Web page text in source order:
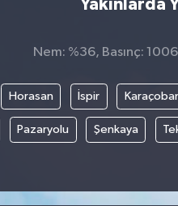
Yakınlarda
Nem: %36, Basınç:
Horasan İspir
Pazaryolu Şenkaya